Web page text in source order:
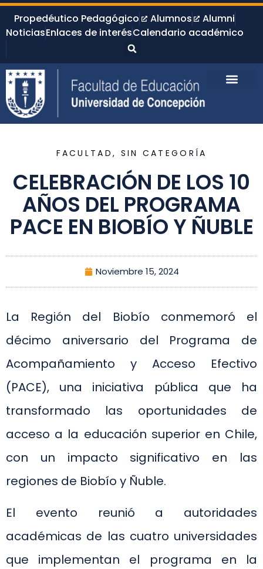
Propedéutico Pedagógico Alumnos
Alumni
NoticiasEnlaces de interésCalendario académico
FACULTAD , SIN CATEGORÍA
CELEBRACIÓN DE LOS 10
AÑOS DEL PROGRAMA
PACE EN BIOBÍO Y ÑUBLE
Noviembre 15, 2024
La Región del Biobío conmemoró el
décimo aniversario del Programa de
Acompañamiento y Acceso Efectivo
(PACE), una iniciativa pública que ha
transformado las oportunidades de
acceso a la educación superior en Chile,
con un impacto significativo en las
regiones de Biobío y Ñuble.
El evento reunió a autoridades
académicas de las cuatro universidades
que implementan el programa en la